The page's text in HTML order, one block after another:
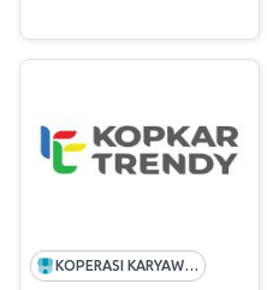
KOPERASI KARYAWAN PT TELEKOMUNIKASI INDONESIA